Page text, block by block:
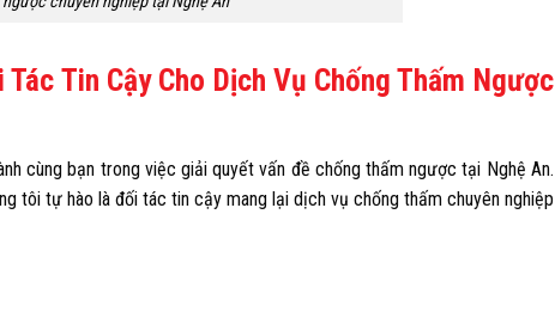
Tin Cậy Cho Dịch Vụ Chống Thấm Ngược
cùng bạn trong việc giải quyết vấn đề chống thấm ngược tại Nghệ An.
tôi tự hào là đối tác tin cậy mang lại dịch vụ chống thấm chuyên nghiệp